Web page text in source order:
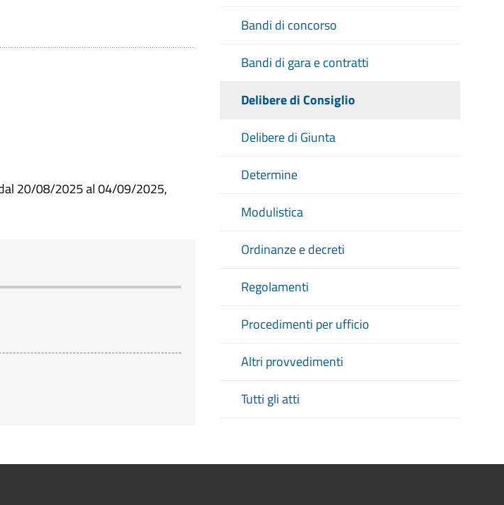
20/08/2025 al 04/09/2025,
Bandi di concorso
Bandi di gara e contratti
Delibere di Consiglio
Delibere di Giunta
Determine
Modulistica
Ordinanze e decreti
Regolamenti
Procedimenti per ufficio
Altri provvedimenti
Tutti gli atti